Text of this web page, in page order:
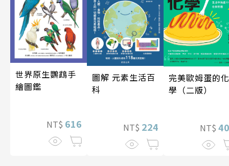
世界原生鸚鵡手
繪圖鑑
NT$ 616
圖解 元素生活百
科
NT$ 224
完美歐姆蛋的化
學（二版）
NT$